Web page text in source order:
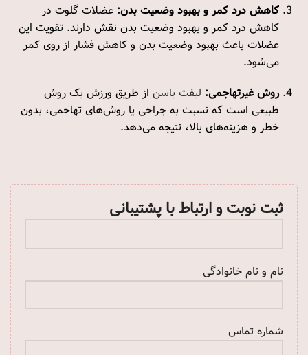
کاهش درد کمر و بهبود وضعیت بدن: عضلات گلوت در
کاهش درد کمر و بهبود وضعیت بدن نقش دارند. تقویت این
عضلات باعث بهبود وضعیت بدن و کاهش فشار از روی کمر
می‌شود.
روش غیرتهاجمی: لیفت باسن از طریق ورزش یک روش
طبیعی است که نسبت به جراحی یا روش‌های تهاجمی، بدون
خطر و هزینه‌های بالا، نتیجه می‌دهد.
ثبت نوبت و ارتباط با پشتیبانی
نام و نام خانوادگی
شماره تماس